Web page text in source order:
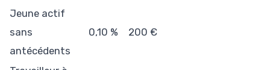
Jeune actif
sans
antécédents
0,10 % 200 €